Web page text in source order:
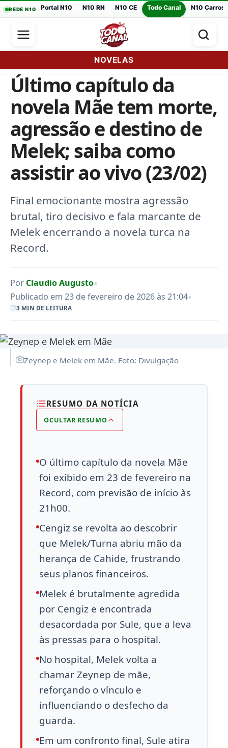
REDE N10 Portal N10 N10 RN N10 CE Todo Canal N10 Carros
NOVELAS
Último capítulo da
novela Mãe tem morte,
agressão e destino de
Melek; saiba como
assistir ao vivo (23/02)
Final emocionante mostra agressão
brutal, tiro decisivo e fala marcante de
Melek encerrando a novela turca na
Record.
Por Claudio Augusto•
Publicado em 23 de fevereiro de 2026 às 21:04•
3 MIN DE LEITURA
Zeynep e Melek em Mãe. Foto: Divulgação
RESUMO DA NOTÍCIA
OCULTAR RESUMO
O último capítulo da novela Mãe
foi exibido em 23 de fevereiro na
Record, com previsão de início às
21h00.
Cengiz se revolta ao descobrir
que Melek/Turna abriu mão da
herança de Cahide, frustrando
seus planos financeiros.
Melek é brutalmente agredida
por Cengiz e encontrada
desacordada por Sule, que a leva
às pressas para o hospital.
No hospital, Melek volta a
chamar Zeynep de mãe,
reforçando o vínculo e
influenciando o desfecho da
guarda.
Em um confronto final, Sule atira